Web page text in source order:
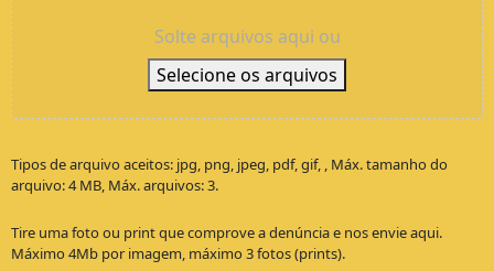
Solte arquivos aqui ou
Selecione os arquivos
Tipos de arquivo aceitos: jpg, png, jpeg, pdf, gif, , Máx. tamanho do
arquivo: 4 MB, Máx. arquivos: 3.
Tire uma foto ou print que comprove a denúncia e nos envie aqui.
Máximo 4Mb por imagem, máximo 3 fotos (prints).